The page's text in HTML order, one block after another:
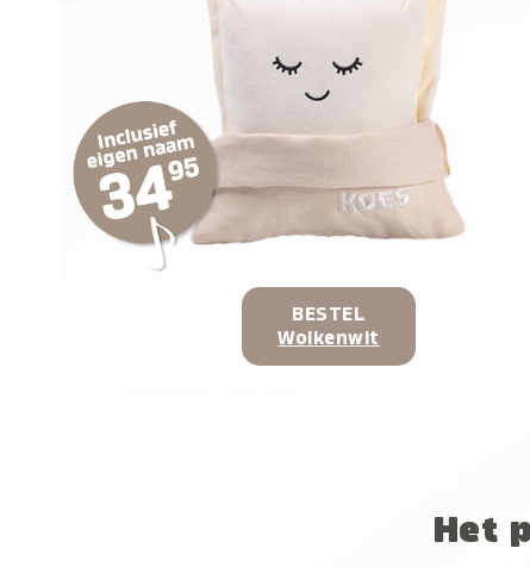
BESTEL
Wolkenwit
Het